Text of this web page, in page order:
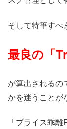
そして特筆すべ
最良の「
が算出されるの
かを迷うことが
「プライス乖